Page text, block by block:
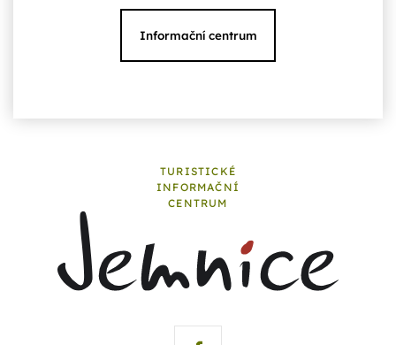
Informační centrum
TURISTICKÉ
INFORMAČNÍ
CENTRUM